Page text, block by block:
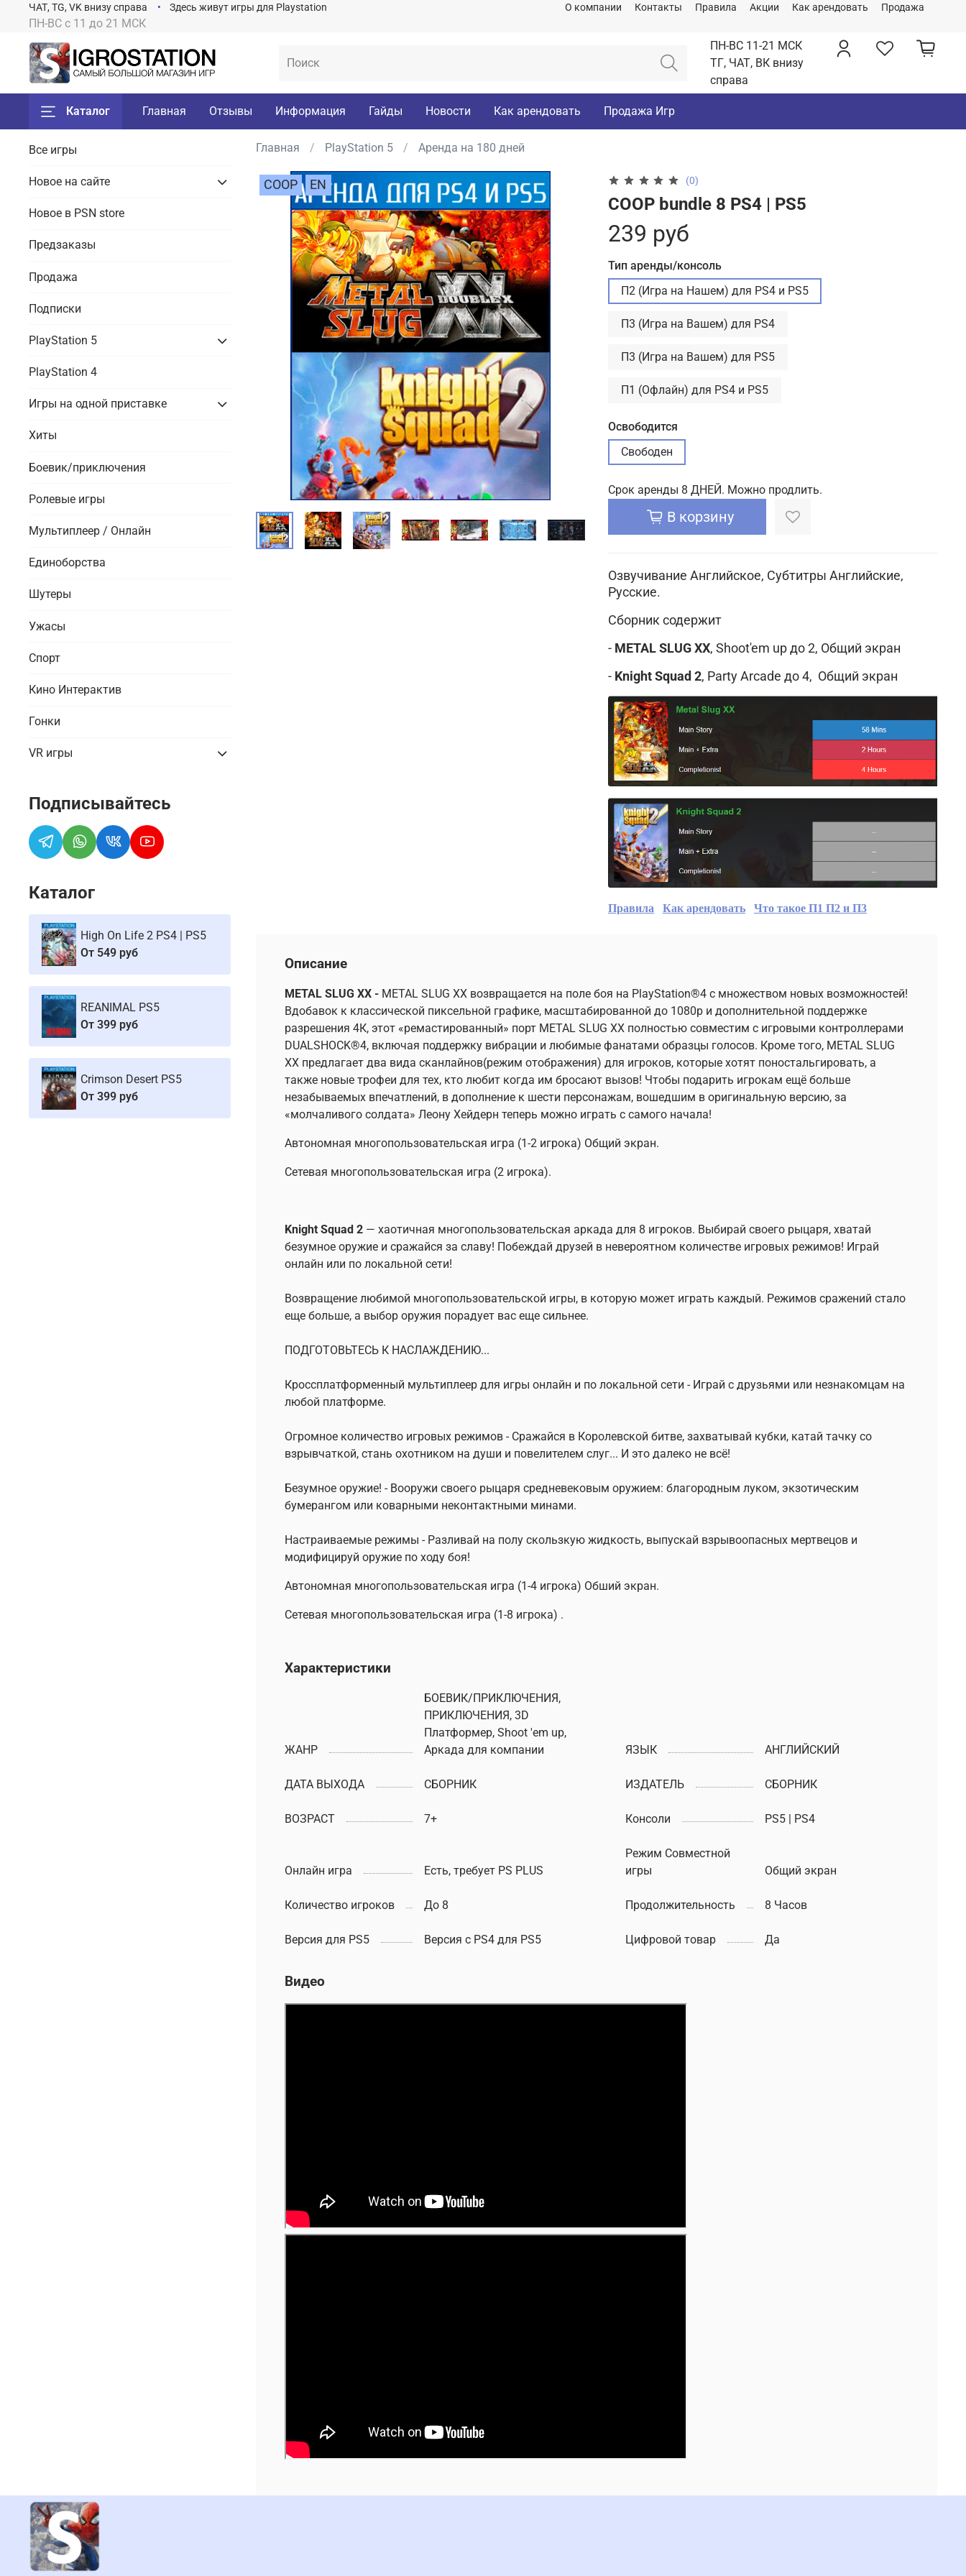
О компании Контакты Правила Акции Как арендовать Продажа
ПН-ВС с 11 до 21 МСК
ЧАТ, TG, VK внизу справа Здесь живут игры для Playstation
ПН-ВС 11-21 МСК
ТГ, ЧАТ, ВК внизу
справа
Каталог Главная Отзывы Информация Гайды Новости Как арендовать Продажа Игр
Главная PlayStation 5 Аренда на 180 дней
COOP EN (0)
COOP bundle 8 PS4 | PS5
239 руб
Тип аренды/консоль
П2 (Игра на Нашем) для PS4 и PS5
П3 (Игра на Вашем) для PS4
П3 (Игра на Вашем) для PS5
П1 (Офлайн) для PS4 и PS5
Освободится
Свободен
Срок аренды 8 ДНЕЙ. Можно продлить.
В корзину
Озвучивание Английское, Субтитры Английские,
Русские.
Сборник содержит
- METAL SLUG XX, Shoot'em upдо 2, Общий экран
- Knight Squad 2, Party Arcade до 4, Общий экран
Правила Как арендовать Что такое П1 П2 и П3
Описание
METAL SLUG XX -METAL SLUG XX возвращается на поле боя на PlayStation®4 с множеством новых возможностей!
Вдобавок к классической пиксельной графике, масштабированной до 1080p и дополнительной поддержке
разрешения 4К, этот «ремастированный» порт METAL SLUG XX полностью совместим с игровыми контроллерами
DUALSHOCK®4, включая поддержку вибрации и любимые фанатами образцы голосов. Кроме того, METAL SLUG
XX предлагает два вида сканлайнов(режим отображения) для игроков, которые хотят поностальгировать, а
также новые трофеи для тех, кто любит когда им бросают вызов! Чтобы подарить игрокам ещё больше
незабываемых впечатлений, в дополнение к шести персонажам, вошедшим в оригинальную версию, за
«молчаливого солдата» Леону Хейдерн теперь можно играть с самого начала!
Автономная многопользовательская игра (1-2 игрока) Общий экран.
Сетевая многопользовательская игра (2 игрока).
Knight Squad 2— хаотичная многопользовательская аркада для 8 игроков. Выбирай своего рыцаря, хватай
безумное оружие и сражайся за славу! Побеждай друзей в невероятном количестве игровых режимов! Играй
онлайн или по локальной сети!
Возвращение любимой многопользовательской игры, в которую может играть каждый. Режимов сражений стало
еще больше, а выбор оружия порадует вас еще сильнее.
ПОДГОТОВЬТЕСЬ К НАСЛАЖДЕНИЮ...
Кроссплатформенный мультиплеер для игры онлайн и по локальной сети - Играй с друзьями или незнакомцам на
любой платформе.
Огромное количество игровых режимов - Сражайся в Королевской битве, захватывай кубки, катай тачку со
взрывчаткой, стань охотником на души и повелителем слуг... И это далеко не всё!
Безумное оружие! - Вооружи своего рыцаря средневековым оружием: благородным луком, экзотическим
бумерангом или коварными неконтактными минами.
Настраиваемые режимы - Разливай на полу скользкую жидкость, выпускай взрывоопасных мертвецов и
модифицируй оружие по ходу боя!
Автономная многопользовательская игра (1-4 игрока) Обший экран.
Сетевая многопользовательская игра (1-8 игрока) .
Характеристики
ЖАНР
БОЕВИК/ПРИКЛЮЧЕНИЯ,
ПРИКЛЮЧЕНИЯ, 3D
Платформер, Shoot 'em up,
Аркада для компании
ЯЗЫК АНГЛИЙСКИЙ
ДАТА ВЫХОДА СБОРНИК ИЗДАТЕЛЬ СБОРНИК
ВОЗРАСТ 7+ Консоли PS5 | PS4
Онлайн игра Есть, требует PS PLUS
Режим Совместной
игры
Общий экран
Количество игроков До 8 Продолжительность 8 Часов
Версия для PS5 Версия с PS4 для PS5 Цифровой товар Да
Видео
Все игры
Новое на сайте
Новое в PSN store
Предзаказы
Продажа
Подписки
PlayStation 5
PlayStation 4
Игры на одной приставке
Хиты
Боевик/приключения
Ролевые игры
Мультиплеер / Онлайн
Единоборства
Шутеры
Ужасы
Спорт
Кино Интерактив
Гонки
VR игры
Подписывайтесь
Каталог
High On Life 2 PS4 | PS5
От 549 руб
REANIMAL PS5
От 399 руб
Crimson Desert PS5
От 399 руб